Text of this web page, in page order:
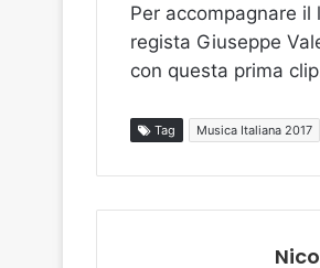
Per accompagnare il
regista Giuseppe
con questa prima
Tag Musica Italiana 2017